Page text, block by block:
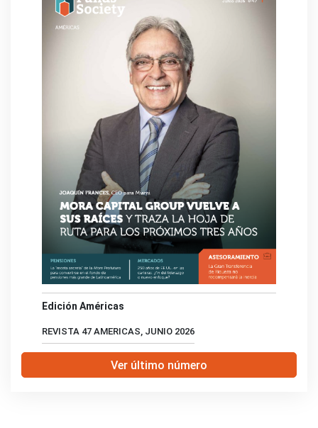
Edición Américas
REVISTA 47 AMERICAS, JUNIO 2026
Ver último número